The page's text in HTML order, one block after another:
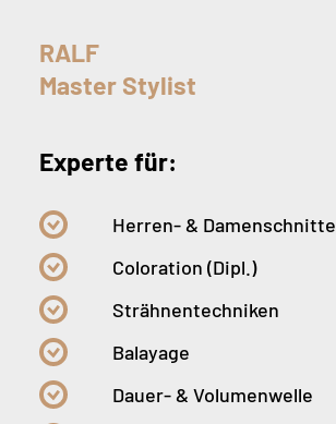
RALF
Master Stylist
Experte für:
Herren- & Damenschnitte
Coloration (Dipl.)
Strähnentechniken
Balayage
Dauer- & Volumenwelle